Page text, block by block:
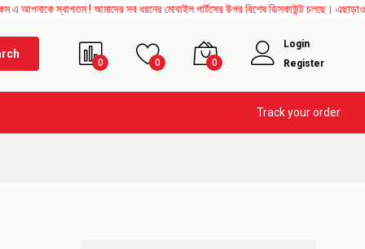
! আমাদের সব ধরনের মোবাইল পার্টসের উপর বিশেষ ডিসকাউন্ট চলছে। এছাড়াও
0 0 0
Login
Register
Track your order